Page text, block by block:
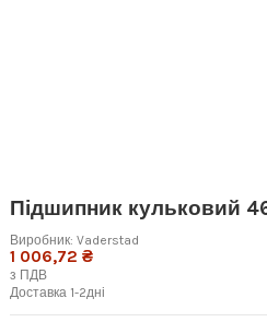
Підшипник кульковий
Виробник: Vaderstad
1 006,72 ₴
з ПДВ
Доставка 1-2дні